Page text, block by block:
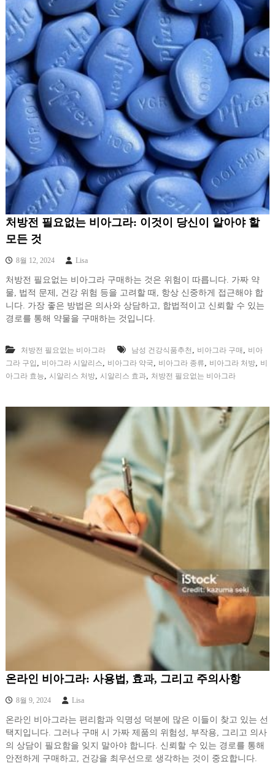
처방전 필요없는 비아그라: 이것이 당신이 알아야 할
모든 것
8월 12, 2024 Lisa
처방전 필요없는 비아그라 구매하는 것은 위험이 따릅니다. 가짜 약
물, 법적 문제, 건강 위험 등을 고려할 때, 항상 신중하게 접근해야 합
니다. 가장 좋은 방법은 의사와 상담하고, 합법적이고 신뢰할 수 있는
경로를 통해 약물을 구매하는 것입니다.
처방전 필요없는 비아그라 남성 건강식품추천 비아그라 구매
비아
그라 구입
비아그라 시알리스 비아그라 약국 비아그라 종류 비아그라 처방,
비
아그라 효능
시알리스 처방, 시알리스 효과, 처방전 필요없는 비아그라
온라인 비아그라: 사용법, 효과, 그리고 주의사항
8월 9, 2024 Lisa
온라인 비아그라는 편리함과 익명성 덕분에 많은 이들이 찾고 있는 선
택지입니다. 그러나 구매 시 가짜 제품의 위험성, 부작용, 그리고 의사
의 상담이 필요함을 잊지 말아야 합니다. 신뢰할 수 있는 경로를 통해
안전하게 구매하고, 건강을 최우선으로 생각하는 것이 중요합니다.